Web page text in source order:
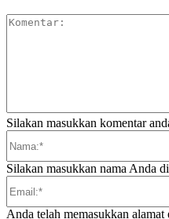
Silakan masukkan komentar
Silakan masukkan nama Anda
Anda telah memasukkan alamat